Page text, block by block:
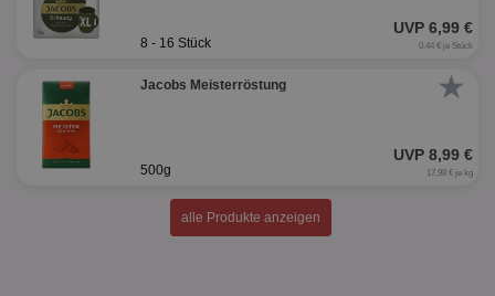
UVP 6,99 €
8 - 16 Stück 0,44 € je Stück
★
Jacobs Meisterröstung
UVP 8,99 €
500g 17,98 € je kg
alle Produkte anzeigen